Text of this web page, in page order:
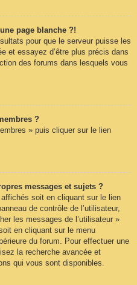
page blanche ?!
pour que le serveur puisse les
et essayez d’être plus précis dans
des forums dans lesquels vous
?
» puis cliquer sur le lien
messages et sujets ?
soit en cliquant sur le lien
de contrôle de l’utilisateur,
les messages de l’utilisateur »
en cliquant sur le menu
du forum. Pour effectuer une
la recherche avancée et
qui vous sont disponibles.